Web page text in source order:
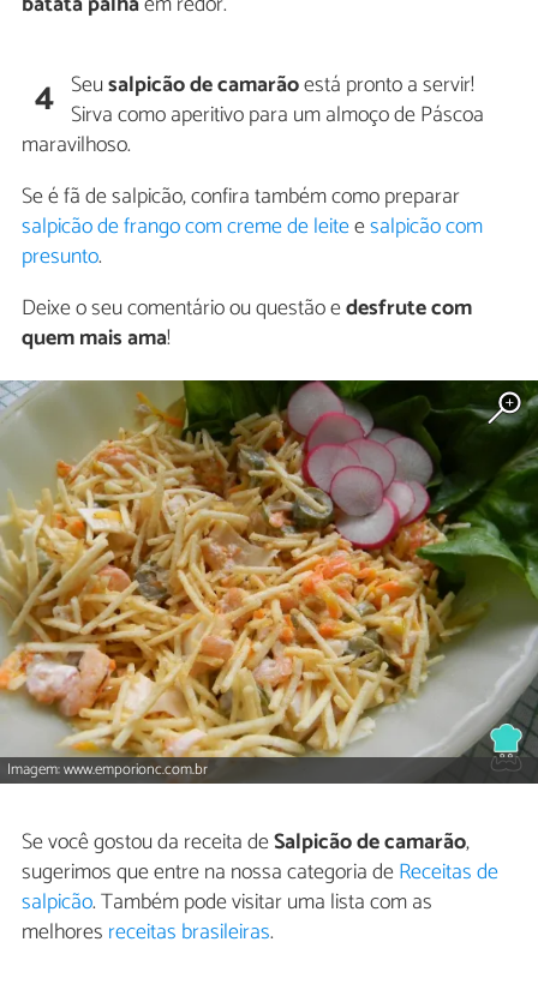
4 Seusalpicão de camarãoestá pronto a servir!
Sirva como aperitivo para um almoço de Páscoa
maravilhoso.
Se é fã de salpicão, confira também como preparar
salpicão de frango com creme de leiteesalpicão com
presunto.
Deixe o seu comentário ou questão edesfrute com
quem mais ama!
Imagem: www.emporionc.com.br
Se você gostou da receita deSalpicão de camarão,
sugerimos que entre na nossa categoria deReceitas de
salpicão. Também pode visitar uma lista com as
melhores receitas brasileiras.